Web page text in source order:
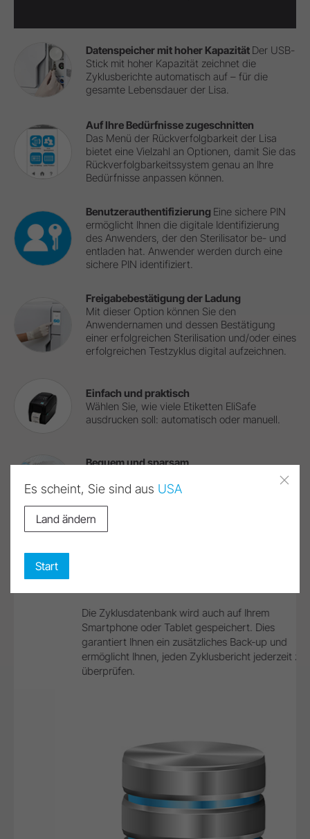
Datenspeicher mit hoher Kapazität Der USB-
Stick mit hoher Kapazität zeichnet die
Zyklusberichte automatisch auf – für die
gesamte Lebensdauer der Lisa.
Auf Ihre Bedürfnisse zugeschnitten
Das Menü der Rückverfolgbarkeit der Lisa
bietet eine Vielzahl an Optionen, damit Sie das
Rückverfolgbarkeitssystem genau an Ihre
Bedürfnisse anpassen können.
Benutzerauthentifizierung Eine sichere PIN
ermöglicht Ihnen die digitale Identifizierung
des Anwenders, der den Sterilisator be- und
entladen hat. Anwender werden durch eine
sichere PIN identifiziert.
Freigabebestätigung der Ladung
Mit dieser Option können Sie den
Anwendernamen und dessen Bestätigung
einer erfolgreichen Sterilisation und/oder eines
erfolgreichen Testzyklus digital aufzeichnen.
Einfach und praktisch
Wählen Sie, wie viele Etiketten EliSafe
ausdrucken soll: automatisch oder manuell.
Bequem und sparsam
vier Lisa-Sterilisatoren einen LisaSafe-
Zusätzliches Back-up
Die Zyklusdatenbank wird auch auf Ihrem
Smartphone oder Tablet gespeichert. Dies
garantiert Ihnen ein zusätzliches Back-up und
ermöglicht Ihnen, jeden Zyklusbericht jederzeit zu
überprüfen.
Es scheint, Sie sind aus USA
Land ändern
Start